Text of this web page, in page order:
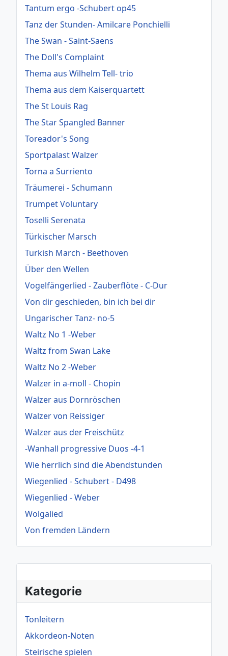
Kategorie
Tonleitern
Akkordeon-Noten
Steirische spielen
Tantum ergo -Schubert op45
Tanz der Stunden- Amilcare Ponchielli
The Swan - Saint-Saens
The Doll's Complaint
Thema aus Wilhelm Tell- trio
Thema aus dem Kaiserquartett
The St Louis Rag
The Star Spangled Banner
Toreador's Song
Sportpalast Walzer
Torna a Surriento
Träumerei - Schumann
Trumpet Voluntary
Toselli Serenata
Türkischer Marsch
Turkish March - Beethoven
Über den Wellen
Vogelfängerlied - Zauberflöte - C-Dur
Von dir geschieden, bin ich bei dir
Ungarischer Tanz- no-5
Waltz No 1 -Weber
Waltz from Swan Lake
Waltz No 2 -Weber
Walzer in a-moll - Chopin
Walzer aus Dornröschen
Walzer von Reissiger
Walzer aus der Freischütz
-Wanhall progressive Duos -4-1
Wie herrlich sind die Abendstunden
Wiegenlied - Schubert - D498
Wiegenlied - Weber
Wolgalied
Von fremden Ländern